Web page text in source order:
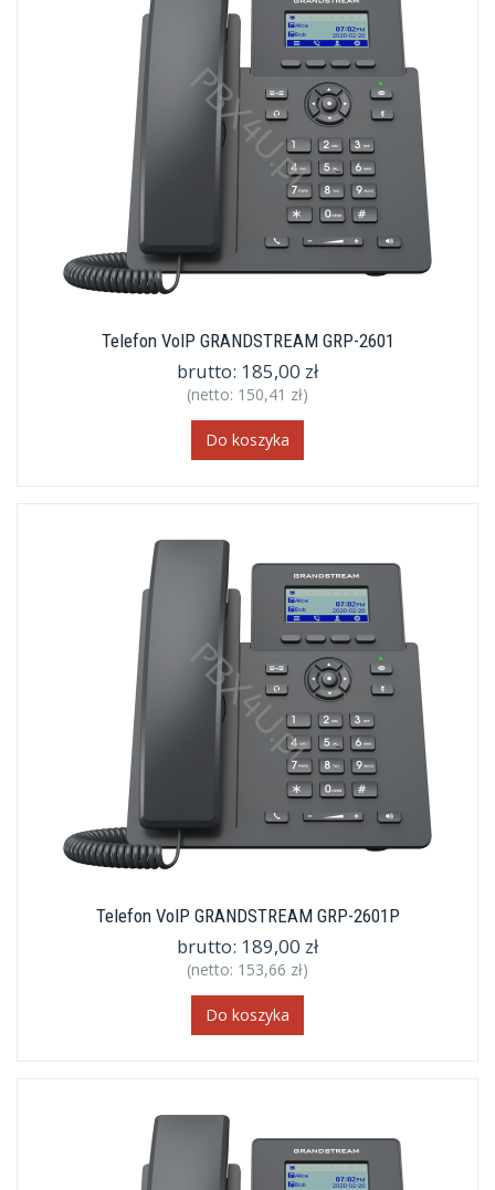
Telefon VoIP GRANDSTREAM GRP-2601
brutto: 185,00 zł
(netto: 150,41 zł)
Do koszyka
Telefon VoIP GRANDSTREAM GRP-2601P
brutto: 189,00 zł
(netto: 153,66 zł)
Do koszyka